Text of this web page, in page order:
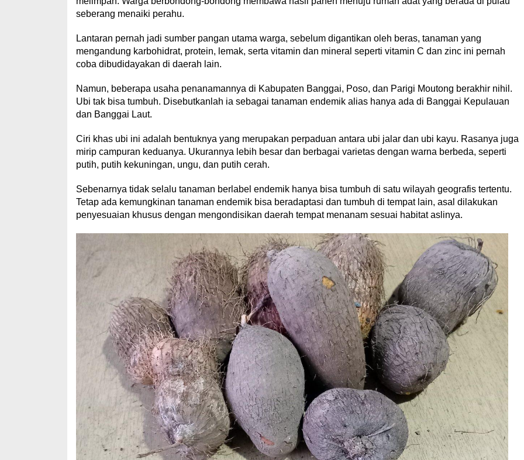
seberang menaiki perahu.
Lantaran pernah jadi sumber pangan utama warga, sebelum digantikan oleh beras, tanaman yang
mengandung karbohidrat, protein, lemak, serta vitamin dan mineral seperti vitamin C dan zinc ini pernah
coba dibudidayakan di daerah lain.
Namun, beberapa usaha penanamannya di Kabupaten Banggai, Poso, dan Parigi Moutong berakhir nihil.
Ubi tak bisa tumbuh. Disebutkanlah ia sebagai tanaman endemik alias hanya ada di Banggai Kepulauan
dan Banggai Laut.
Ciri khas ubi ini adalah bentuknya yang merupakan perpaduan antara ubi jalar dan ubi kayu. Rasanya juga
mirip campuran keduanya. Ukurannya lebih besar dan berbagai varietas dengan warna berbeda, seperti
putih, putih kekuningan, ungu, dan putih cerah.
Sebenarnya tidak selalu tanaman berlabel endemik hanya bisa tumbuh di satu wilayah geografis tertentu.
Tetap ada kemungkinan tanaman endemik bisa beradaptasi dan tumbuh di tempat lain, asal dilakukan
penyesuaian khusus dengan mengondisikan daerah tempat menanam sesuai habitat aslinya.